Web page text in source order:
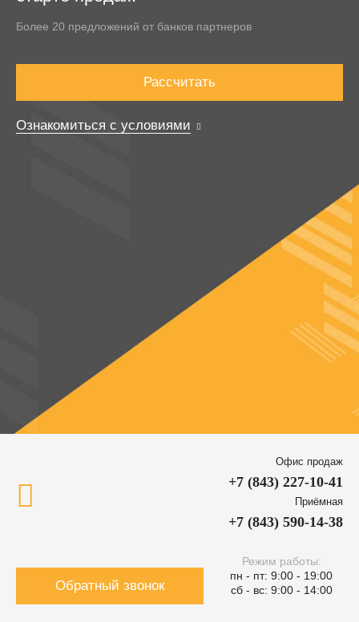
Более 20 предложений от банков партнеров
Рассчитать
Ознакомиться с условиями
Офис продаж
+7 (843) 227-10-41
Приёмная
+7 (843) 590-14-38
Обратный звонок
Режим работы:
пн - пт: 9:00 - 19:00
сб - вс: 9:00 - 14:00